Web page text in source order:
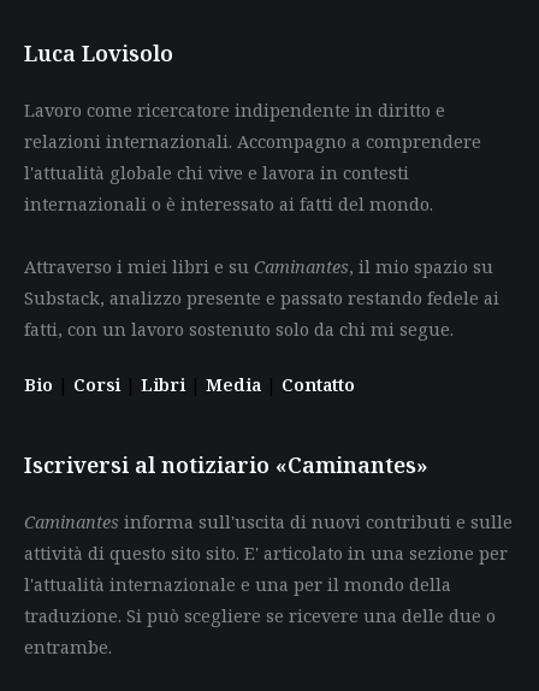
Luca Lovisolo
Lavoro come ricercatore indipendente in diritto e
relazioni internazionali. Accompagno a comprendere
l'attualità globale chi vive e lavora in contesti
internazionali o è interessato ai fatti del mondo.
Attraverso i miei libri e su Caminantes, il mio spazio su
Substack, analizzo presente e passato restando fedele ai
fatti, con un lavoro sostenuto solo da chi mi segue.
Bio | Corsi | Libri | Media | Contatto
Iscriversi al notiziario «Caminantes»
Caminantes informa sull'uscita di nuovi contributi e sulle
attività di questo sito sito. E' articolato in una sezione per
l'attualità internazionale e una per il mondo della
traduzione. Si può scegliere se ricevere una delle due o
entrambe.